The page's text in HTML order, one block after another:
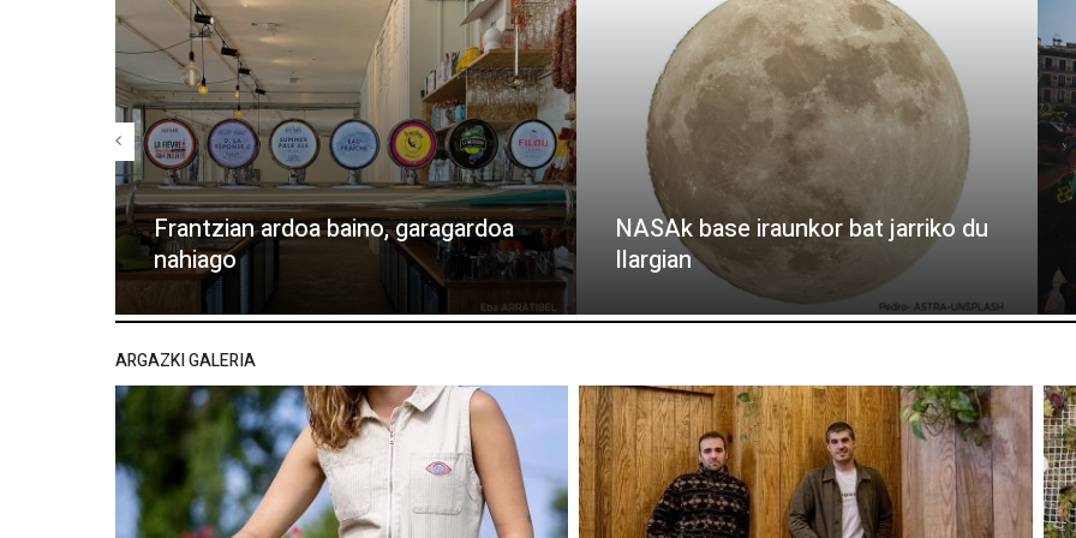
Frantzian ardoa baino, garagardoa
nahiago
NASAk base iraunkor bat jarriko du
Ilargian
ARGAZKI GALERIA